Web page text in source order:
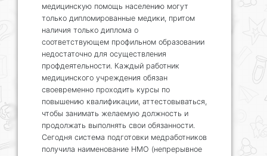
медицинскую помощь населению могут
только дипломированные медики, притом
наличия только диплома о
соответствующем профильном образовании
недостаточно для осуществления
профдеятельности. Каждый работник
медицинского учреждения обязан
своевременно проходить курсы по
повышению квалификации, аттестовываться,
чтобы занимать желаемую должность и
продолжать выполнять свои обязанности.
Сегодня система подготовки медработников
получила наименование НМО (непрерывное